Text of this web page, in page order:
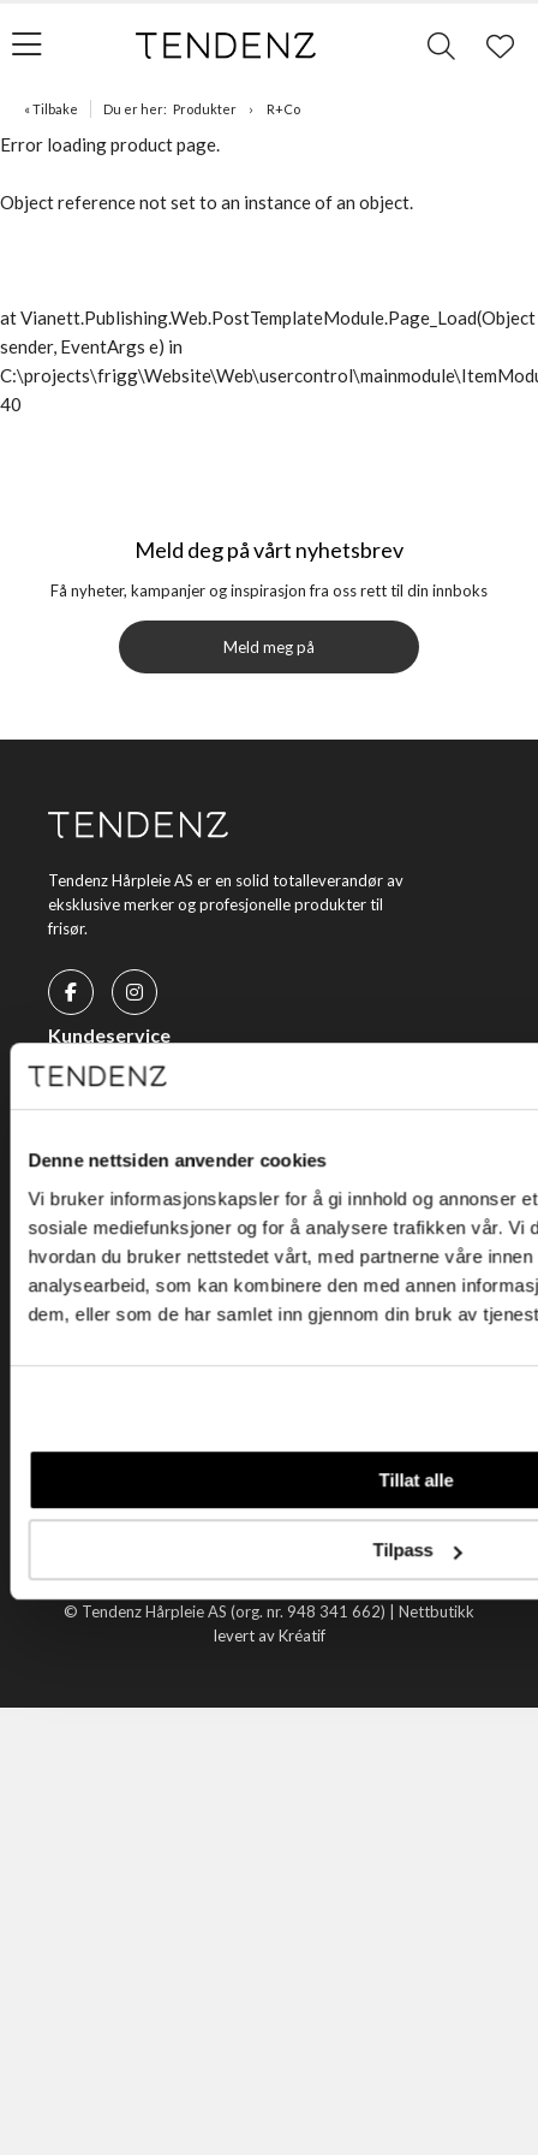
Denne nettsiden anvender cookies
Vi bruker informasjonskapsler for å gi innhold og annonser
sosiale mediefunksjoner og for å analysere trafikken vår. Vi
hvordan du bruker nettstedet vårt, med partnerne våre
analysearbeid, som kan kombinere den med annen
dem, eller som de har samlet inn gjennom din bruk av
Tillat alle
Tilpass
« Tilbake Du er her: Produkter R+Co
Error loading product page.
Object reference not set to an instance of an object.
at Vianett.Publishing.Web.PostTemplateModule.Page_Load(Object
sender, EventArgs e) in
40
Meld deg på vårt nyhetsbrev
Få nyheter, kampanjer og inspirasjon fra oss rett til din innboks
Meld meg på
Tendenz Hårpleie AS er en solid totalleverandør av
eksklusive merker og profesjonelle produkter til
frisør.
Kundeservice
Kjøpsvilkår
Personvern
Holtegata 26, 0355 Oslo
Telefon: +47 22 92 50 00
E-post: kundeservice@tendenz.net
Nyttige lenker
Datablad
Om oss
Handle hos oss
© Tendenz Hårpleie AS (org. nr. 948 341 662) | Nettbutikk
levert av Kréatif